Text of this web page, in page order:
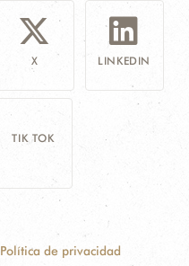
X LINKEDIN
TIK TOK
Política de privacidad